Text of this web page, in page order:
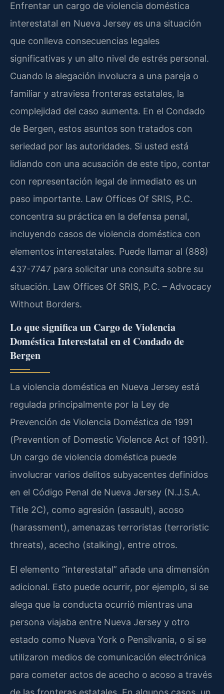
Enfrentar un cargo de violencia doméstica
interestatal en Nueva Jersey es una situación
que conlleva consecuencias legales
significativas y un alto nivel de estrés personal.
Cuando la alegación involucra a una pareja o
familiar y atraviesa fronteras estatales, la
complejidad del caso aumenta. En el Condado
de Bergen, estos asuntos son tratados con
seriedad por las autoridades. Si usted está
lidiando con una acusación de este tipo, contar
con representación legal de inmediato es un
paso importante. Law Offices Of SRIS, P.C.
concentra su práctica en la defensa penal,
incluyendo casos de violencia doméstica con
elementos interestatales. Puede llamar al (888)
437-7747 para solicitar una consulta sobre su
situación. Law Offices Of SRIS, P.C. – Advocacy
Without Borders.
Lo que significa un Cargo de Violencia
Doméstica Interestatal en el Condado de
Bergen
La violencia doméstica en Nueva Jersey está
regulada principalmente por la Ley de
Prevención de Violencia Doméstica de 1991
(Prevention of Domestic Violence Act of 1991).
Un cargo de violencia doméstica puede
involucrar varios delitos subyacentes definidos
en el Código Penal de Nueva Jersey (N.J.S.A.
Title 2C), como agresión (assault), acoso
(harassment), amenazas terroristas (terroristic
threats), acecho (stalking), entre otros.
El elemento “interestatal” añade una dimensión
adicional. Esto puede ocurrir, por ejemplo, si se
alega que la conducta ocurrió mientras una
persona viajaba entre Nueva Jersey y otro
estado como Nueva York o Pensilvania, o si se
utilizaron medios de comunicación electrónica
para cometer actos de acecho o acoso a través